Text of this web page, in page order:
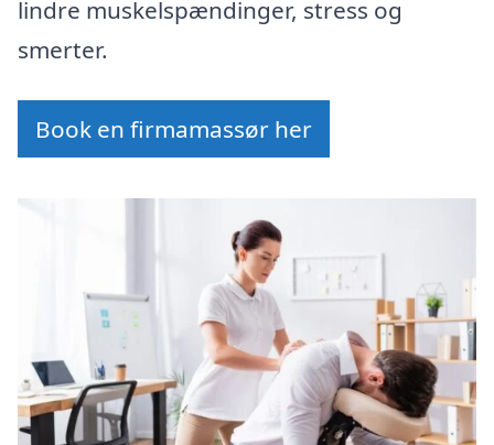
lindre muskelspændinger, stress og
smerter.
Book en firmamassør her